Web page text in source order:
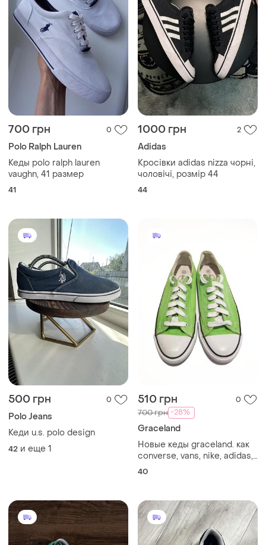
700 грн 0
Polo Ralph Lauren
Кеды polo ralph lauren
vaughn, 41 размер
41
1000 грн 2
Adidas
Кросівки adidas nizza чорні,
чоловічі, розмір 44
44
500 грн 0
Polo Jeans
Кеди u.s. polo design
42 и еще 1
510 грн 0
700 грн -28%
Graceland
Новые кеды graceland. как
converse, vans, nike, adidas,
reebok, new balance,asics,
40